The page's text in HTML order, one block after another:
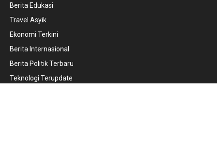
Berita Edukasi
Travel Asyik
Ekonomi Terkini
Berita Internasional
Berita Politik Terbaru
Teknologi Terupdate